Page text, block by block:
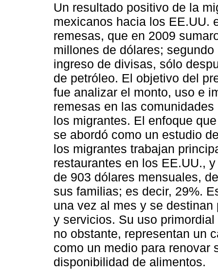
Un resultado positivo de la
mexicanos hacia los EE.UU.
remesas, que en 2009
millones de dólares; segundo
ingreso de divisas, sólo
de petróleo. El objetivo del
fue analizar el monto, uso e
remesas en las comunidades
los migrantes. El enfoque
se abordó como un estudio
los migrantes trabajan
restaurantes en los EE.UU.,
de 903 dólares mensuales,
sus familias; es decir, 29%.
una vez al mes y se
y servicios. Su uso
no obstante, representan un
como un medio para renovar
disponibilidad de alimentos.